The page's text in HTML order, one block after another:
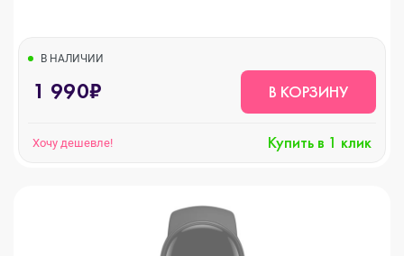
В НАЛИЧИИ
1 990₽ В КОРЗИНУ
Хочу дешевле! Купить в 1 клик